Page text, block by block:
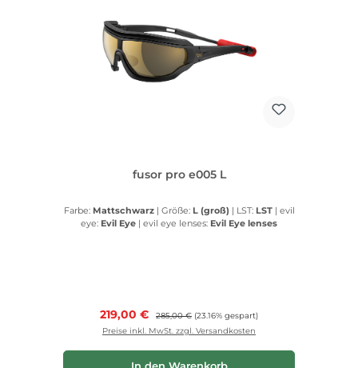
fusor pro e005 L
Farbe: Mattschwarz | Größe: L (groß) | LST: LST |
eye: Evil Eye | evil eye lenses: Evil Eye lenses
Verkaufspreis:
219,00 € Regulärer Preis:
285,00 € (23.16% gespart)
Preise inkl. MwSt. zzgl. Versandkosten